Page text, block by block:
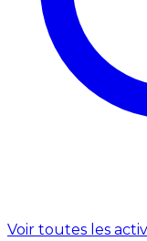
Voir toutes les